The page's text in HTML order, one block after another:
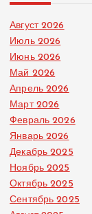
Август 2026
Июль 2026
Июнь 2026
Май 2026
Апрель 2026
Март 2026
Февраль 2026
Январь 2026
Декабрь 2025
Ноябрь 2025
Октябрь 2025
Сентябрь 2025